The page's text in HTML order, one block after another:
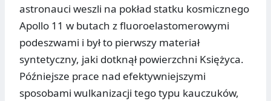
astronauci weszli na pokład statku kosmicznego
Apollo 11 w butach z fluoroelastomerowymi
podeszwami i był to pierwszy materiał
syntetyczny, jaki dotknął powierzchni Księżyca.
Późniejsze prace nad efektywniejszymi
sposobami wulkanizacji tego typu kauczuków,